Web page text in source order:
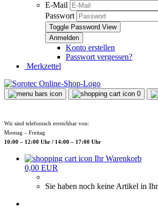
E-Mail
Passwort
Toggle Password View
Konto erstellen
Passwort vergessen?
Merkzettel
0
Wir sind telefonisch erreichbar von:
Montag – Freitag
10:00 – 12:00 Uhr / 14:00 – 17:00 Uhr
Ihr Warenkorb
0,00 EUR
Sie haben noch keine Artikel in